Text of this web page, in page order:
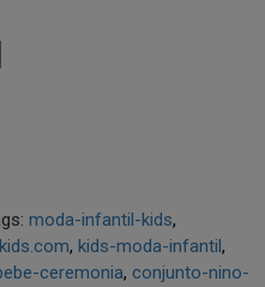
moda-infantil-kids
kids-moda-infantil
ceremonia conjunto-nino-